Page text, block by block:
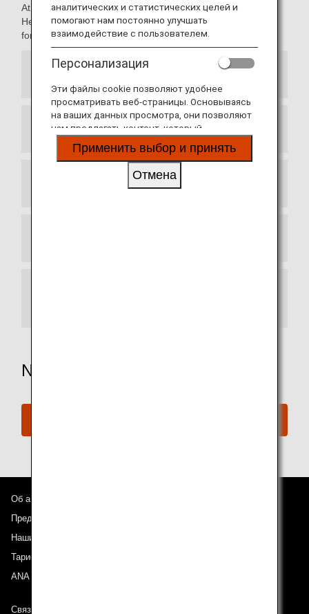
At ANA, we're all about your comfort, and convenience.
Here, you will find information on special services reserved
for our most valued customers.
Airport Lounge Access
Airport Concierge Service
Need More Assistance?
Об авиакомпании ANA
Предложения и объявления
Наши направления
Тариф ANA Experience
ANA Mileage Club
Связь с ANA
аналитических и статистических целей и
помогают нам постоянно улучшать
взаимодействие с пользователем.
Персонализация
Эти файлы cookie позволяют удобнее
просматривать веб-страницы. Основываясь
на ваших данных просмотра, они позволяют
нам предлагать контент, который
соответствует вашим личным интересам, в
виде веб-сайтов, электронной почты,
Применить выбор и принять
Отмена